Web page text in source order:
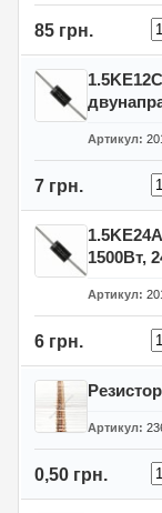
85 грн.
Артикул
7 грн.
1500Вт,
Артикул
6 грн.
Артикул
0,50 грн.